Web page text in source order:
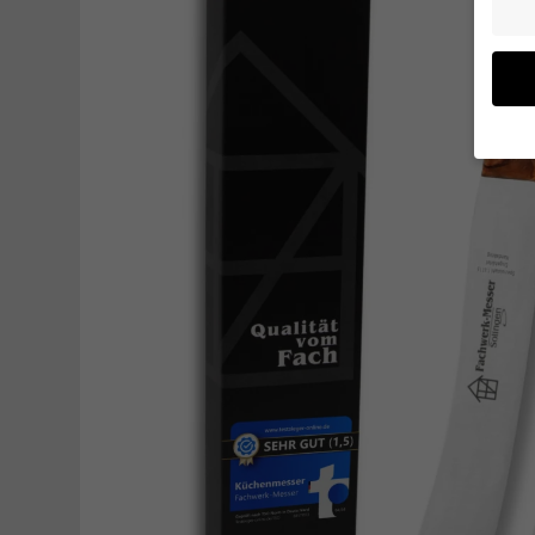
Wir
B. für
Hier